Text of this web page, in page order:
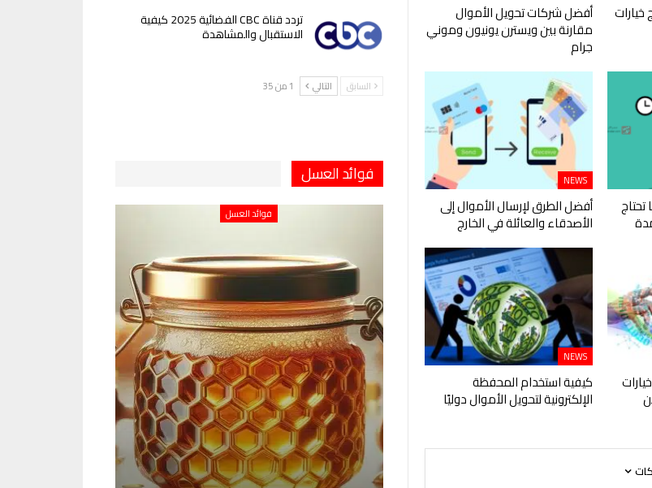
خيارات أفضل شركات تحويل الأموال
مقارنة بين ويسترن يونيون وموني
جرام
تحتاج
NEWS
أفضل الطرق لإرسال الأموال إلى
الأصدقاء والعائلة في الخارج
NEWS
كيفية استخدام المحفظة
الإلكترونية لتحويل الأموال دوليًا
تردد قناة CBC الفضائية 2025 كيفية
الاستقبال والمشاهدة
السابق التالي 1 من 35
فوائد العسل
فوائد العسل